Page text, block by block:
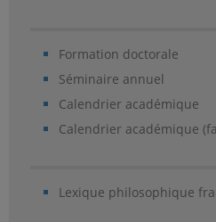
Formation doctorale
Séminaire annuel
Calendrier académique
Calendrier académique
Lexique philosophique